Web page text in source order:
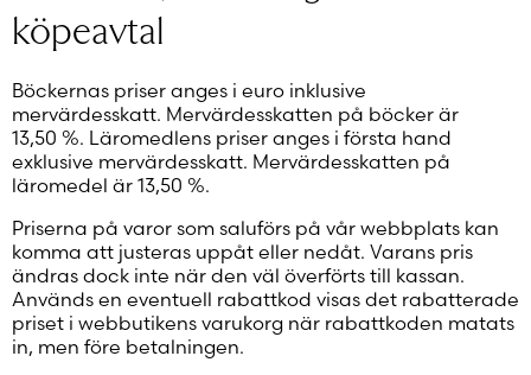
köpeavtal
Böckernas priser anges i euro inklusive
mervärdesskatt. Mervärdesskatten på böcker är
13,50 %. Läromedlens priser anges i första hand
exklusive mervärdesskatt. Mervärdesskatten på
läromedel är 13,50 %.
Priserna på varor som saluförs på vår webbplats kan
komma att justeras uppåt eller nedåt. Varans pris
ändras dock inte när den väl överförts till kassan.
Används en eventuell rabattkod visas det rabatterade
priset i webbutikens varukorg när rabattkoden matats
in, men före betalningen.